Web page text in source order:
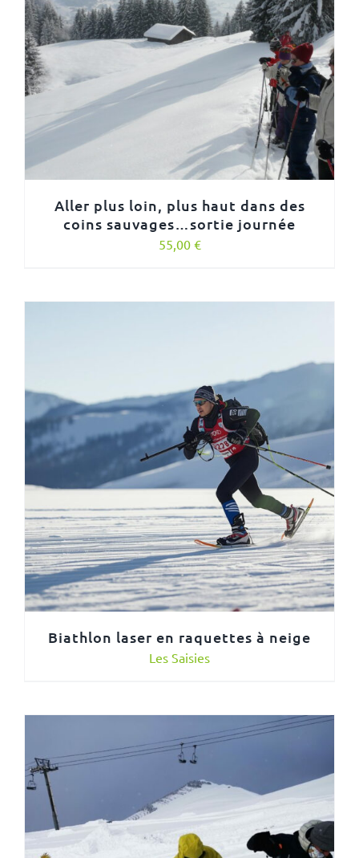
Aller plus loin, plus haut dans des
coins sauvages…sortie journée
55,00 €
Biathlon laser en raquettes à neige
Les Saisies